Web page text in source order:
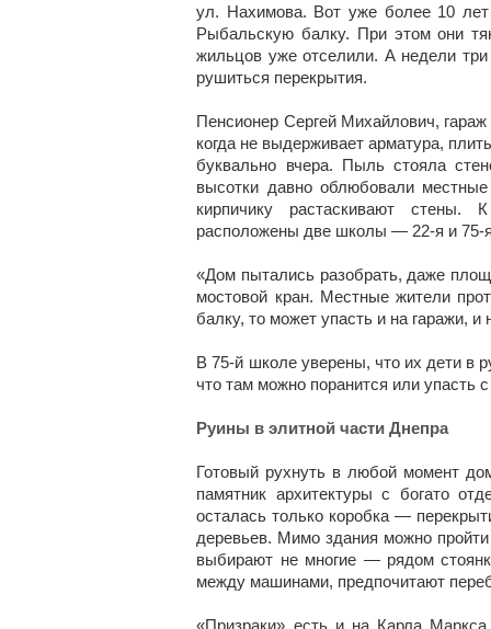
ул. Нахимова. Вот уже более 10
Рыбальскую балку. При этом они
жильцов уже отселили. А недели
рушиться перекрытия.
Пенсионер Сергей Михайлович, гараж
когда не выдерживает арматура,
буквально вчера. Пыль стояла
высотки давно облюбовали
кирпичику растаскивают стены.
расположены две школы — 22-я и 75-
«Дом пытались разобрать, даже
мостовой кран. Местные жители
балку, то может упасть и на гаражи,
В 75-й школе уверены, что их дети в
что там можно поранится или
Руины в элитной части Днепра
Готовый рухнуть в любой момент
памятник архитектуры с богато
осталась только коробка —
деревьев. Мимо здания можно
выбирают не многие — рядом
между машинами, предпочитают